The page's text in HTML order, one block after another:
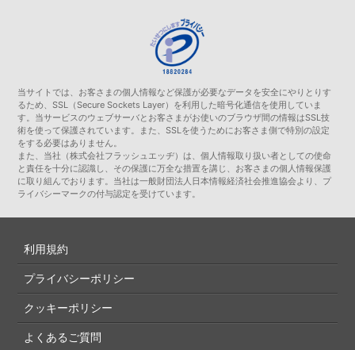
当サイトでは、お客さまの個人情報など保護が必要なデータを安全にやりとりす
るため、SSL（Secure Sockets Layer）を利用した暗号化通信を使用していま
す。当サービスのウェブサーバとお客さまがお使いのブラウザ間の情報はSSL技
術を使って保護されています。また、SSLを使うためにお客さま側で特別の設定
をする必要はありません。
また、当社（株式会社フラッシュエッヂ）は、個人情報取り扱い者としての使命
と責任を十分に認識し、その保護に万全な措置を講じ、お客さまの個人情報保護
に取り組んでおります。当社は一般財団法人日本情報経済社会推進協会より、プ
ライバシーマークの付与認定を受けています。
利用規約
プライバシーポリシー
クッキーポリシー
よくあるご質問